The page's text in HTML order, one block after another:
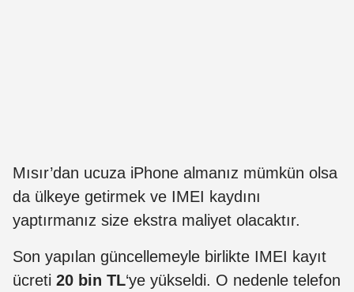
Mısır’dan ucuza iPhone almanız mümkün olsa
da ülkeye getirmek ve IMEI kaydını
yaptırmanız size ekstra maliyet olacaktır.
Son yapılan güncellemeyle birlikte IMEI kayıt
ücreti 20 bin TL‘ye yükseldi. O nedenle telefon